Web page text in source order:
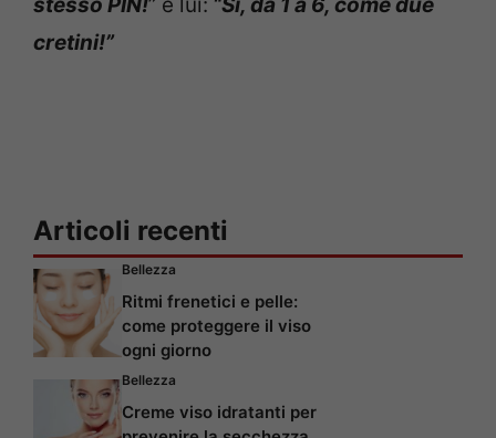
cretini!”
Articoli recenti
Bellezza
Ritmi frenetici e pelle:
come proteggere il viso
ogni giorno
Bellezza
Creme viso idratanti per